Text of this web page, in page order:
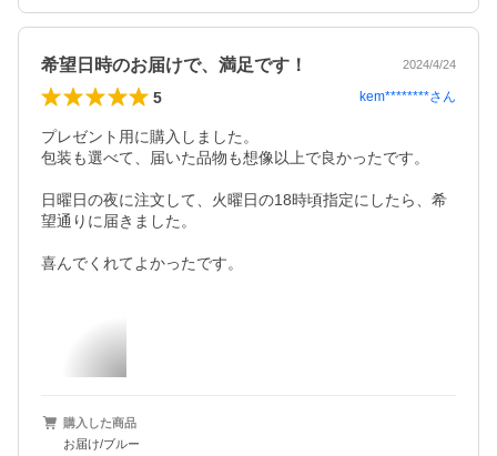
希望日時のお届けで、満足です！ 2024/4/24
5 kem********さん
プレゼント用に購入しました。
包装も選べて、届いた品物も想像以上で良かったです。
日曜日の夜に注文して、火曜日の18時頃指定にしたら、希
望通りに届きました。
喜んでくれてよかったです。
購入した商品
お届け/ブルー